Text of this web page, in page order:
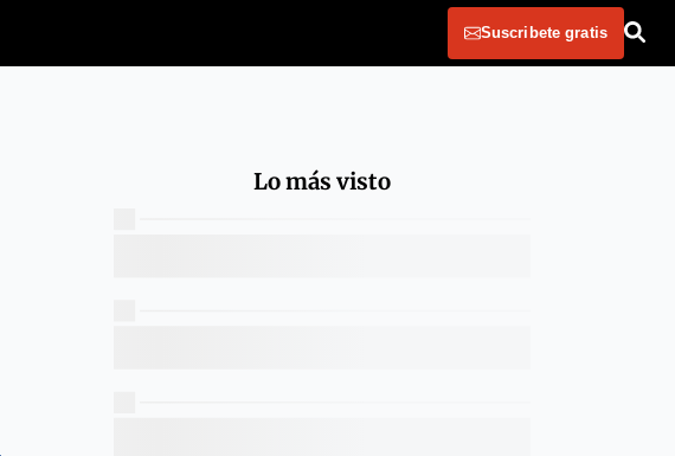
Suscribete gratis
Lo más visto